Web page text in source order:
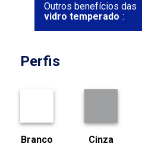
Outros benefícios das
vidro temperado :
Perfis
Branco Cinza